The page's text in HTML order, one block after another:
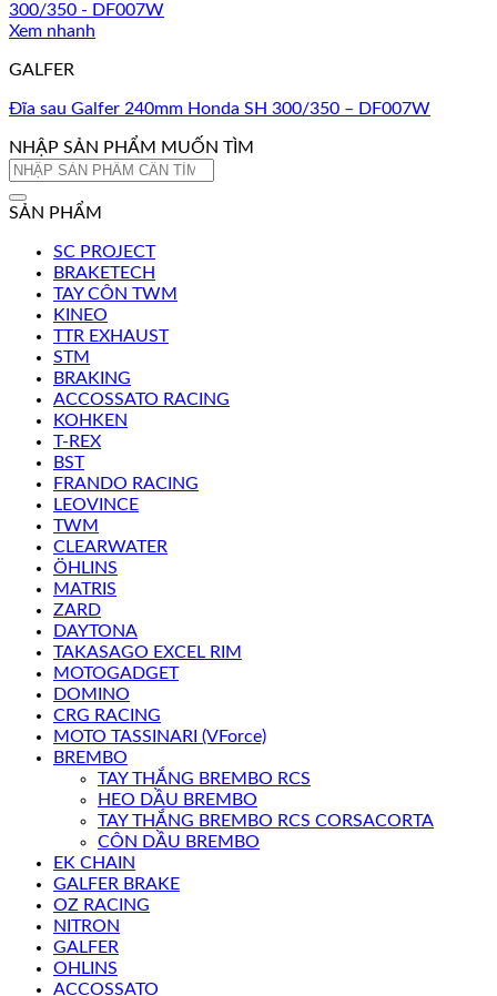
Xem nhanh
GALFER
Đĩa sau Galfer 240mm Honda SH 300/350 – DF007W
NHẬP SẢN PHẨM MUỐN TÌM
Tìm
SẢN PHẨM
SC PROJECT
BRAKETECH
TAY CÔN TWM
KINEO
TTR EXHAUST
STM
BRAKING
ACCOSSATO RACING
KOHKEN
T-REX
BST
FRANDO RACING
LEOVINCE
TWM
CLEARWATER
ÖHLINS
MATRIS
ZARD
DAYTONA
TAKASAGO EXCEL RIM
MOTOGADGET
DOMINO
CRG RACING
MOTO TASSINARI (VForce)
BREMBO
TAY THẮNG BREMBO RCS
HEO DẦU BREMBO
TAY THẮNG BREMBO RCS CORSACORTA
CÔN DẦU BREMBO
EK CHAIN
GALFER BRAKE
OZ RACING
NITRON
GALFER
OHLINS
ACCOSSATO